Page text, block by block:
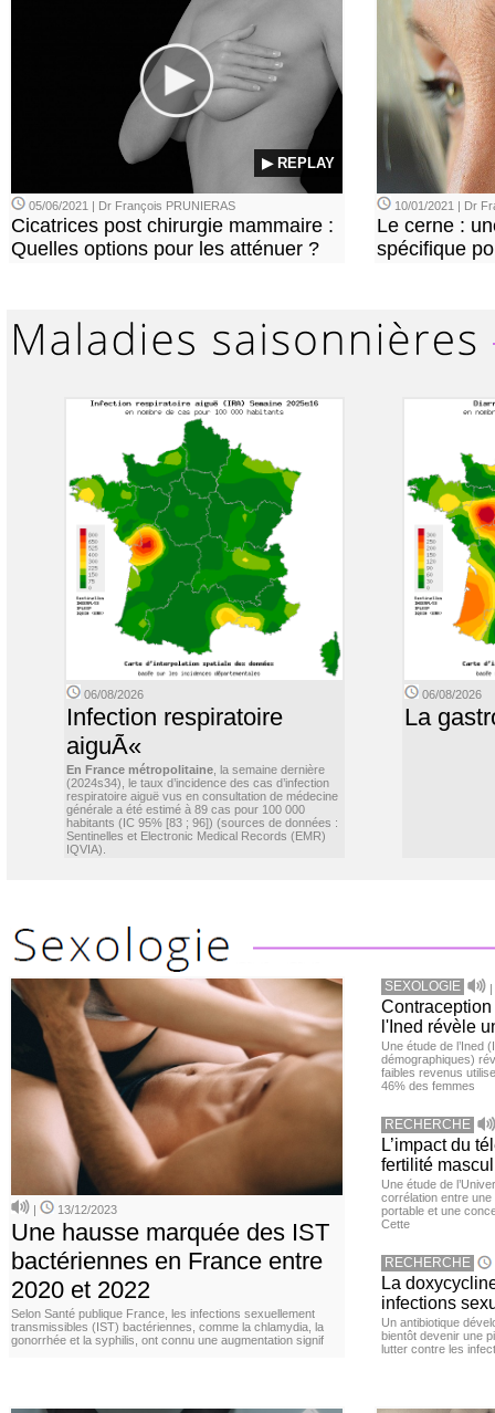
▶ REPLAY
05/06/2021 | Dr François PRUNIERAS
Cicatrices post chirurgie mammaire :
Quelles options pour les atténuer ?
10/01/2021 | Dr
Le cerne :
spécifique
06/08/2026
Infection respiratoire
aiguÃ«
En France métropolitaine , la semaine dernière
(2024s34), le taux d’incidence des cas d’infection
respiratoire aiguë vus en consultation de médecine
générale a été estimé à 89 cas pour 100 000
habitants (IC 95% [83 ; 96]) (sources de données :
Sentinelles et Electronic Medical Records (EMR)
IQVIA).
06/08/2026
La
| 13/12/2023
Une hausse marquée des IST
bactériennes en France entre
2020 et 2022
Selon Santé publique France, les infections sexuellement
transmissibles (IST) bactériennes, comme la chlamydia, la
gonorrhée et la syphilis, ont connu une augmentation signif
SEXOLOGIE |
l'Ined révèle
Une étude de l’Ined
démographiques)
faibles revenus
46% des femmes
RECHERCHE
L’impact du
fertilité
Une étude de
corrélation entre une
portable et une
Cette
RECHERCHE
La
infections
Un antibiotique
bientôt devenir une
lutter contre les